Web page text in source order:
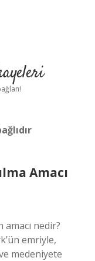
Amacı
nedir?
emriyle,
medeniyete